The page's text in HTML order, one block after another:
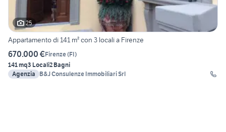
25
Appartamento di 141 m² con 3 locali a Firenze
670.000 €Firenze(FI)
141 mq3 Locali2 Bagni
Agenzia
B&J Consulenze Immobiliari Srl